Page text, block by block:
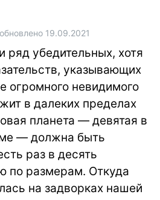
обновлено 19.09.2021
убедительных, хотя
указывающих
огромного невидимого
в далеких пределах
планета — девятая в
— должна быть
раз в десять
по размерам. Откуда
на задворках нашей